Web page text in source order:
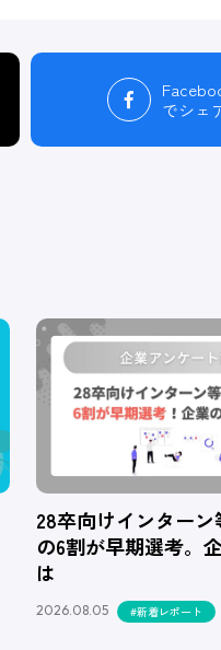
でシェ
28卒向けインター
の6割が早期選考。
は
2026.08.05 #新着レポート